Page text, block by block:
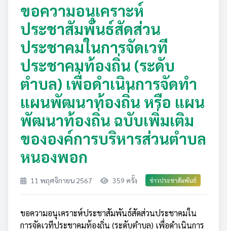
ขอความอนุเคราะห์
ประชาสัมพันธ์สัดส่วน
ประชาคมในการจัดเวที
ประชาคมท้องถิ่น (ระดับ
ตำบล) เพื่อดำเนินการจัดทำ
แผนพัฒนาท้องถิ่น หรือ แผน
พัฒนาท้องถิ่น ฉบับเพิ่มเติม
ขององค์การบริหารส่วนตำบล
หนองพอก
11 พฤศจิกายน 2567 359 ครั้ง ข่าวประชาสัมพันธ์
ขอความอนุเคราะห์ประชาสัมพันธ์สัดส่วนประชาคมใน
การจัดเวทีประชาคมท้องถิ่น (ระดับตำบล) เพื่อดำเนินการ